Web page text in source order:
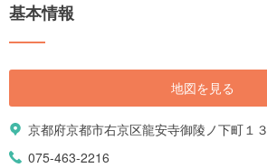
基本情報
地図を見る
京都府京都市右京区龍安寺御陵ノ下町１３
075-463-2216